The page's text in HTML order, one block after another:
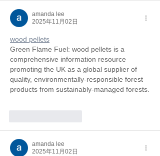
amanda lee
2025年11月02日
wood pellets
Green Flame Fuel: wood pellets is a
comprehensive information resource
promoting the UK as a global supplier of
quality, environmentally-responsible forest
products from sustainably-managed forests.
amanda lee
2025年11月02日